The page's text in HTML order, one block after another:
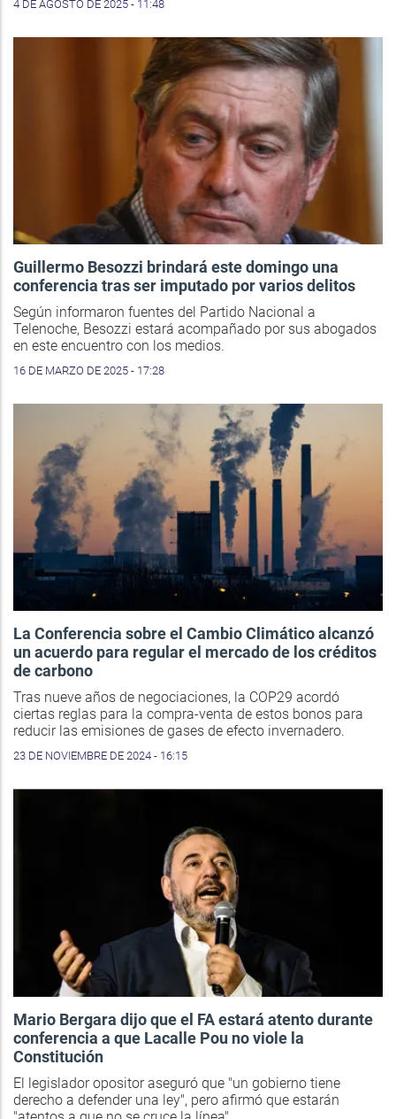
4 DE AGOSTO DE 2025 - 11:48
Guillermo Besozzi brindará este domingo una
conferencia tras ser imputado por varios delitos
Según informaron fuentes del Partido Nacional a
Telenoche, Besozzi estará acompañado por sus abogados
en este encuentro con los medios.
16 DE MARZO DE 2025 - 17:28
La Conferencia sobre el Cambio Climático alcanzó
un acuerdo para regular el mercado de los créditos
de carbono
Tras nueve años de negociaciones, la COP29 acordó
ciertas reglas para la compra-venta de estos bonos para
reducir las emisiones de gases de efecto invernadero.
23 DE NOVIEMBRE DE 2024 - 16:15
Mario Bergara dijo que el FA estará atento durante
conferencia a que Lacalle Pou no viole la
Constitución
El legislador opositor aseguró que "un gobierno tiene
derecho a defender una ley", pero afirmó que estarán